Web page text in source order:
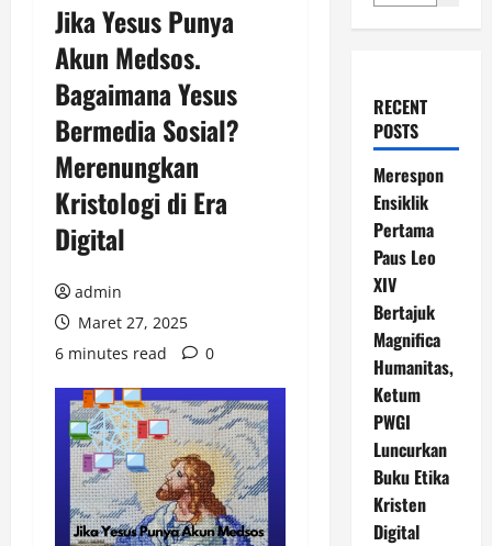
Jika Yesus Punya
Akun Medsos.
Bagaimana Yesus
Bermedia Sosial?
Merenungkan
Kristologi di Era
Digital
admin
Maret 27, 2025
6 minutes read
0
RECENT
POSTS
Merespon
Ensiklik
Pertama
Paus Leo
XIV
Bertajuk
Magnifica
Humanitas,
Ketum
PWGI
Luncurkan
Buku Etika
Kristen
Digital